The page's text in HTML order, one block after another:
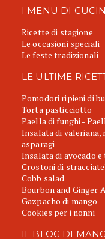
I MENU DI
Ricette di stagione
Le occasioni speciali
Le feste tradizionali
LE ULTIME
Pomodori ripieni di
Torta pasticciotto
Paella di funghi -
Insalata di
asparagi
Insalata di avocado
Crostoni di
Cobb salad
Bourbon and Ginger
Gazpacho di mango
Cookies per i nonni
IL BLOG DI